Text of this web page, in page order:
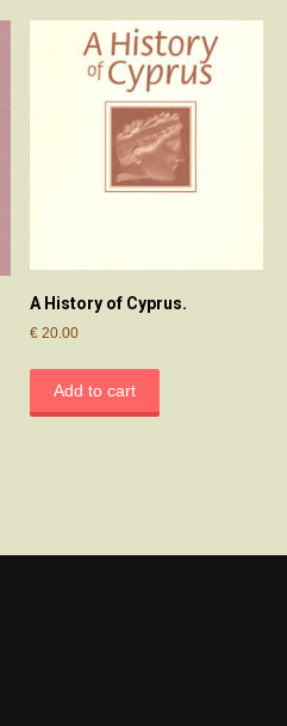
A History of Cyprus.
€ 20.00
Add to cart